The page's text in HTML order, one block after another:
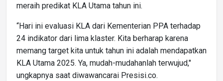
meraih predikat KLA Utama tahun ini.
“Hari ini evaluasi KLA dari Kementerian PPA terhadap
24 indikator dari lima klaster. Kita berharap karena
memang target kita untuk tahun ini adalah mendapatkan
KLA Utama 2025. Ya, mudah-mudahanlah terwujud,"
ungkapnya saat diwawancarai Presisi.co.